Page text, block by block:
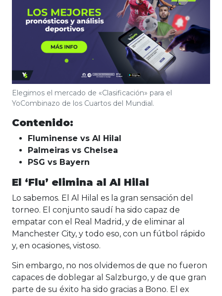
Elegimos el mercado de «Clasificación» para el
YoCombinazo de los Cuartos del Mundial.
Contenido:
Fluminense vs Al Hilal
Palmeiras vs Chelsea
PSG vs Bayern
El ‘Flu’ elimina al Al Hilal
Lo sabemos. El Al Hilal es la gran sensación del
torneo. El conjunto saudí ha sido capaz de
empatar con el Real Madrid, y de eliminar al
Manchester City, y todo eso, con un fútbol rápido
y, en ocasiones, vistoso.
Sin embargo, no nos olvidemos de que no fueron
capaces de doblegar al Salzburgo, y de que gran
parte de su éxito ha sido gracias a Bono. El ex